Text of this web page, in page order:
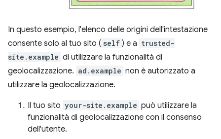
In questo esempio, l'elenco delle origini dell'intestazione
consente solo al tuo sito ( self ) e a trusted-
site.example di utilizzare la funzionalità di
geolocalizzazione. ad.example non è autorizzato a
utilizzare la geolocalizzazione.
Il tuo sito your-site.example può utilizzare la
funzionalità di geolocalizzazione con il consenso
dell'utente.